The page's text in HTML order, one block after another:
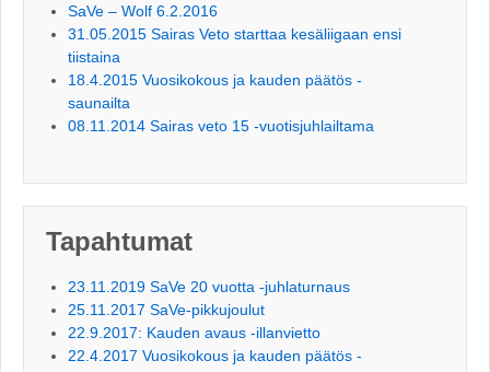
SaVe – Wolf 6.2.2016
31.05.2015 Sairas Veto starttaa kesäliigaan ensi
tiistaina
18.4.2015 Vuosikokous ja kauden päätös -
saunailta
08.11.2014 Sairas veto 15 -vuotisjuhlailtama
Tapahtumat
23.11.2019 SaVe 20 vuotta -juhlaturnaus
25.11.2017 SaVe-pikkujoulut
22.9.2017: Kauden avaus -illanvietto
22.4.2017 Vuosikokous ja kauden päätös -